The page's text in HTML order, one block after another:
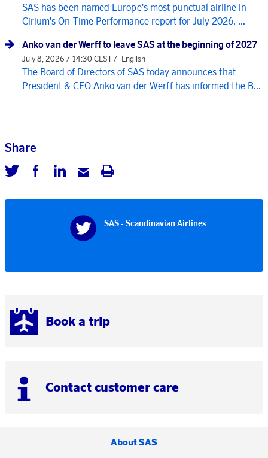
Book a trip
Contact customer care
SAS has been named Europe's most punctual airline in
Cirium's On-Time Performance report for July 2026, ...
Anko van der Werff to leave SAS at the beginning of 2027
July 8, 2026 / 14:30 CEST / English
The Board of Directors of SAS today announces that
President & CEO Anko van der Werff has informed the B...
Share
SAS - Scandinavian Airlines
About SAS